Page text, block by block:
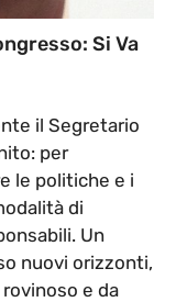
Si Va
il Segretario
per
le politiche e i
di
Un
nuovi orizzonti,
e da